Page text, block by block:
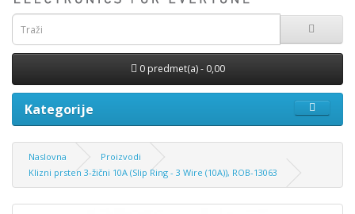
0 predmet(a) - 0,00
Kategorije
Naslovna
Proizvodi
Klizni prsten 3-žični 10A (Slip Ring - 3 Wire (10A)), ROB-13063